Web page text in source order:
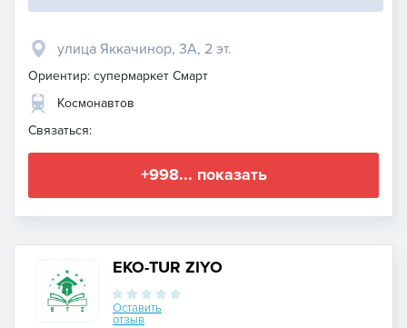
улица Яккачинор, 3А, 2 эт.
Ориентир: супермаркет Смарт
Космонавтов
Связаться:
+998... показать
EKO-TUR ZIYO
Оставить
отзыв